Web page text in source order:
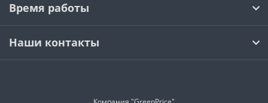
Время работы
Наши контакты